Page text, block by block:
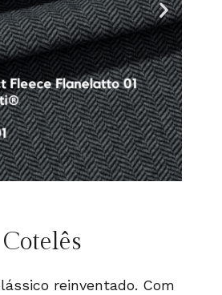
Cotelês
reinventado. Com